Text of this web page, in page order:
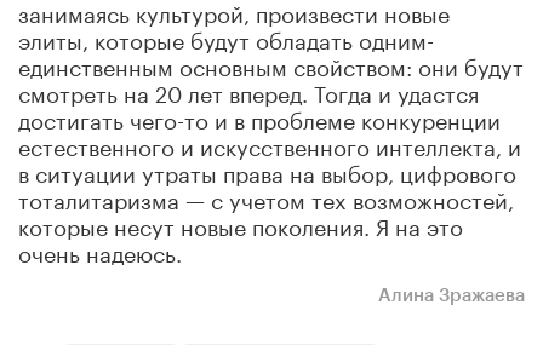
занимаясь культурой, произвести новые
элиты, которые будут обладать одним-
единственным основным свойством: они будут
смотреть на 20 лет вперед. Тогда и удастся
достигать чего-то и в проблеме конкуренции
естественного и искусственного интеллекта, и
в ситуации утраты права на выбор, цифрового
тоталитаризма — с учетом тех возможностей,
которые несут новые поколения. Я на это
очень надеюсь.
Алина Зражаева